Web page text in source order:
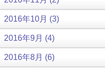
2016年10月 (3)
2016年9月 (4)
2016年8月 (6)